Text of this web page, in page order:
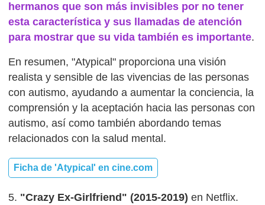
hermanos que son más invisibles por no tener
esta característica y sus llamadas de atención
para mostrar que su vida también es importante.
En resumen, "Atypical" proporciona una visión
realista y sensible de las vivencias de las personas
con autismo, ayudando a aumentar la conciencia, la
comprensión y la aceptación hacia las personas con
autismo, así como también abordando temas
relacionados con la salud mental.
Ficha de 'Atypical' en cine.com
5. "Crazy Ex-Girlfriend" (2015-2019) en Netflix.